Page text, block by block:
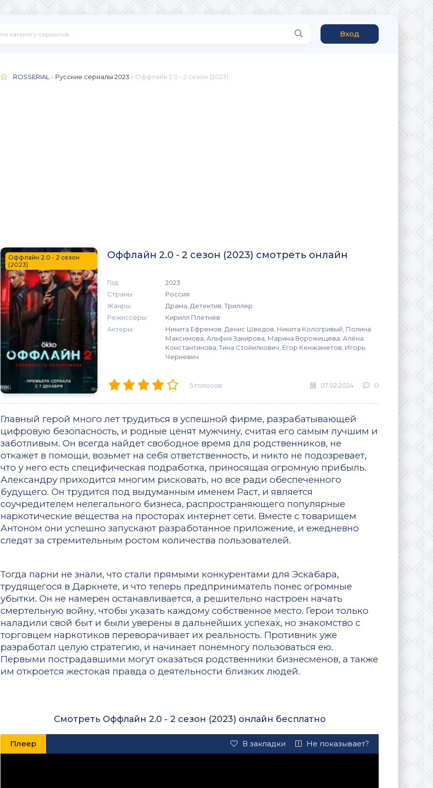
Вход
ROSSERIAL » Русские сериалы 2023 » Оффлайн 2.0 - 2 сезон (2023)
Оффлайн 2.0 - 2 сезон
(2023)
Оффлайн 2.0 - 2 сезон (2023) смотреть онлайн
Год:
2023
Страны:
Россия
Жанры:
Драма, Детектив, Триллер
Режиссёры:
Кирилл Плетнёв
Актеры:
Никита Ефремов, Денис Шведов, Никита Кологривый, Полина
Максимова, Альфия Закирова, Марина Ворожищева, Алёна
Константинова, Тина Стойилкович, Егор Кенжаметов, Игорь
Черневич
5 голосов 07.02.2024 0
Главный герой много лет трудиться в успешной фирме, разрабатывающей
цифровую безопасность, и родные ценят мужчину, считая его самым лучшим и
заботливым. Он всегда найдет свободное время для родственников, не
откажет в помощи, возьмет на себя ответственность, и никто не подозревает,
что у него есть специфическая подработка, приносящая огромную прибыль.
Александру приходится многим рисковать, но все ради обеспеченного
будущего. Он трудится под выдуманным именем Раст, и является
соучредителем нелегального бизнеса, распространяющего популярные
наркотические вещества на просторах интернет сети. Вместе с товарищем
Антоном они успешно запускают разработанное приложение, и ежедневно
следят за стремительным ростом количества пользователей.
Тогда парни не знали, что стали прямыми конкурентами для Эскабара,
трудящегося в Даркнете, и что теперь предприниматель понес огромные
убытки. Он не намерен останавливается, а решительно настроен начать
смертельную войну, чтобы указать каждому собственное место. Герои только
наладили свой быт и были уверены в дальнейших успехах, но знакомство с
торговцем наркотиков переворачивает их реальность. Противник уже
разработал целую стратегию, и начинает понемногу пользоваться ею.
Первыми пострадавшими могут оказаться родственники бизнесменов, а также
им откроется жестокая правда о деятельности близких людей.
Смотреть Оффлайн 2.0 - 2 сезон (2023) онлайн бесплатно
Плеер В закладки Не показывает?